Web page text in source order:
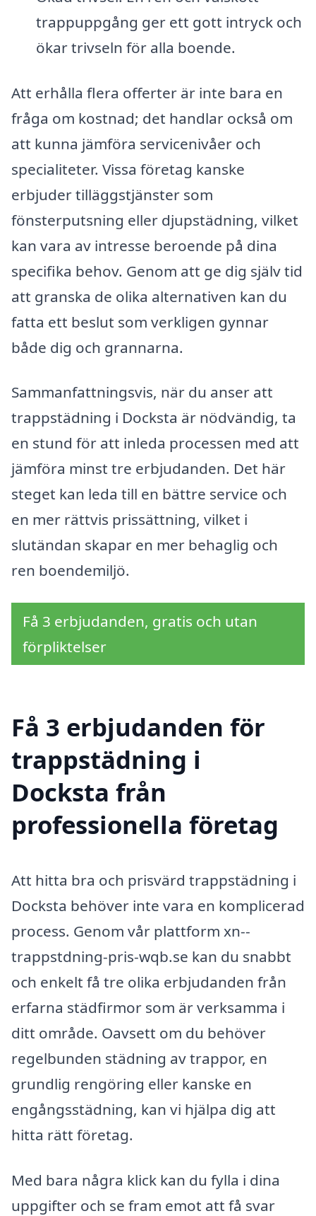
trappuppgång ger ett gott intryck och
ökar trivseln för alla boende.
Att erhålla flera offerter är inte bara en
fråga om kostnad; det handlar också om
att kunna jämföra servicenivåer och
specialiteter. Vissa företag kanske
erbjuder tilläggstjänster som
fönsterputsning eller djupstädning, vilket
kan vara av intresse beroende på dina
specifika behov. Genom att ge dig själv tid
att granska de olika alternativen kan du
fatta ett beslut som verkligen gynnar
både dig och grannarna.
Sammanfattningsvis, när du anser att
trappstädning i Docksta är nödvändig, ta
en stund för att inleda processen med att
jämföra minst tre erbjudanden. Det här
steget kan leda till en bättre service och
en mer rättvis prissättning, vilket i
slutändan skapar en mer behaglig och
ren boendemiljö.
Få 3 erbjudanden, gratis och utan
förpliktelser
Få 3 erbjudanden för
trappstädning i
Docksta från
professionella företag
Att hitta bra och prisvärd trappstädning i
Docksta behöver inte vara en komplicerad
process. Genom vår plattform xn--
trappstdning-pris-wqb.se kan du snabbt
och enkelt få tre olika erbjudanden från
erfarna städfirmor som är verksamma i
ditt område. Oavsett om du behöver
regelbunden städning av trappor, en
grundlig rengöring eller kanske en
engångsstädning, kan vi hjälpa dig att
hitta rätt företag.
Med bara några klick kan du fylla i dina
uppgifter och se fram emot att få svar